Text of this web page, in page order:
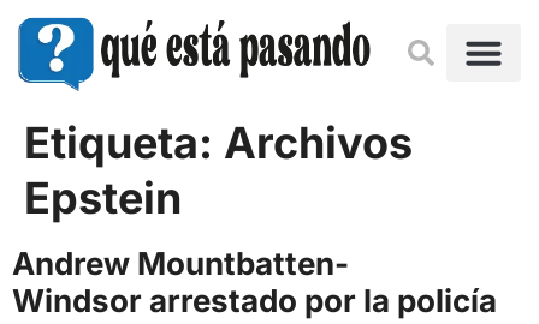
Etiqueta: Archivos
Epstein
Andrew Mountbatten-
Windsor arrestado por la policía